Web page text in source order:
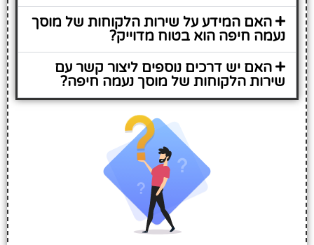
האם המידע על שירות הלקוחות של מוסך
נעמה חיפה הוא בטוח מדוייק?
האם יש דרכים נוספים ליצור קשר עם
שירות הלקוחות של מוסך נעמה חיפה?